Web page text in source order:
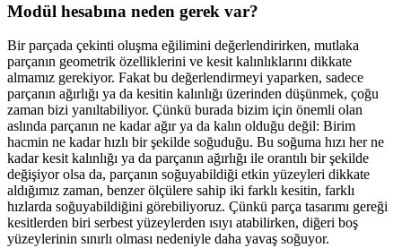
Modül hesabına neden gerek var?
Bir parçada çekinti oluşma eğilimini değerlendirirken, mutlaka
parçanın geometrik özelliklerini ve kesit kalınlıklarını dikkate
almamız gerekiyor. Fakat bu değerlendirmeyi yaparken, sadece
parçanın ağırlığı ya da kesitin kalınlığı üzerinden düşünmek, çoğu
zaman bizi yanıltabiliyor. Çünkü burada bizim için önemli olan
aslında parçanın ne kadar ağır ya da kalın olduğu değil: Birim
hacmin ne kadar hızlı bir şekilde soğuduğu. Bu soğuma hızı her ne
kadar kesit kalınlığı ya da parçanın ağırlığı ile orantılı bir şekilde
değişiyor olsa da, parçanın soğuyabildiği etkin yüzeyleri dikkate
aldığımız zaman, benzer ölçülere sahip iki farklı kesitin, farklı
hızlarda soğuyabildiğini görebiliyoruz. Çünkü parça tasarımı gereği
kesitlerden biri serbest yüzeylerden ısıyı atabilirken, diğeri boş
yüzeylerinin sınırlı olması nedeniyle daha yavaş soğuyor.